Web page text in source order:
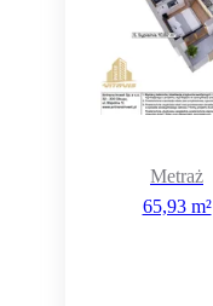
Metraż
65,93 m²